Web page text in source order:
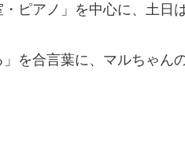
ピアノ」を中心に、土日
を合言葉に、マルちゃん